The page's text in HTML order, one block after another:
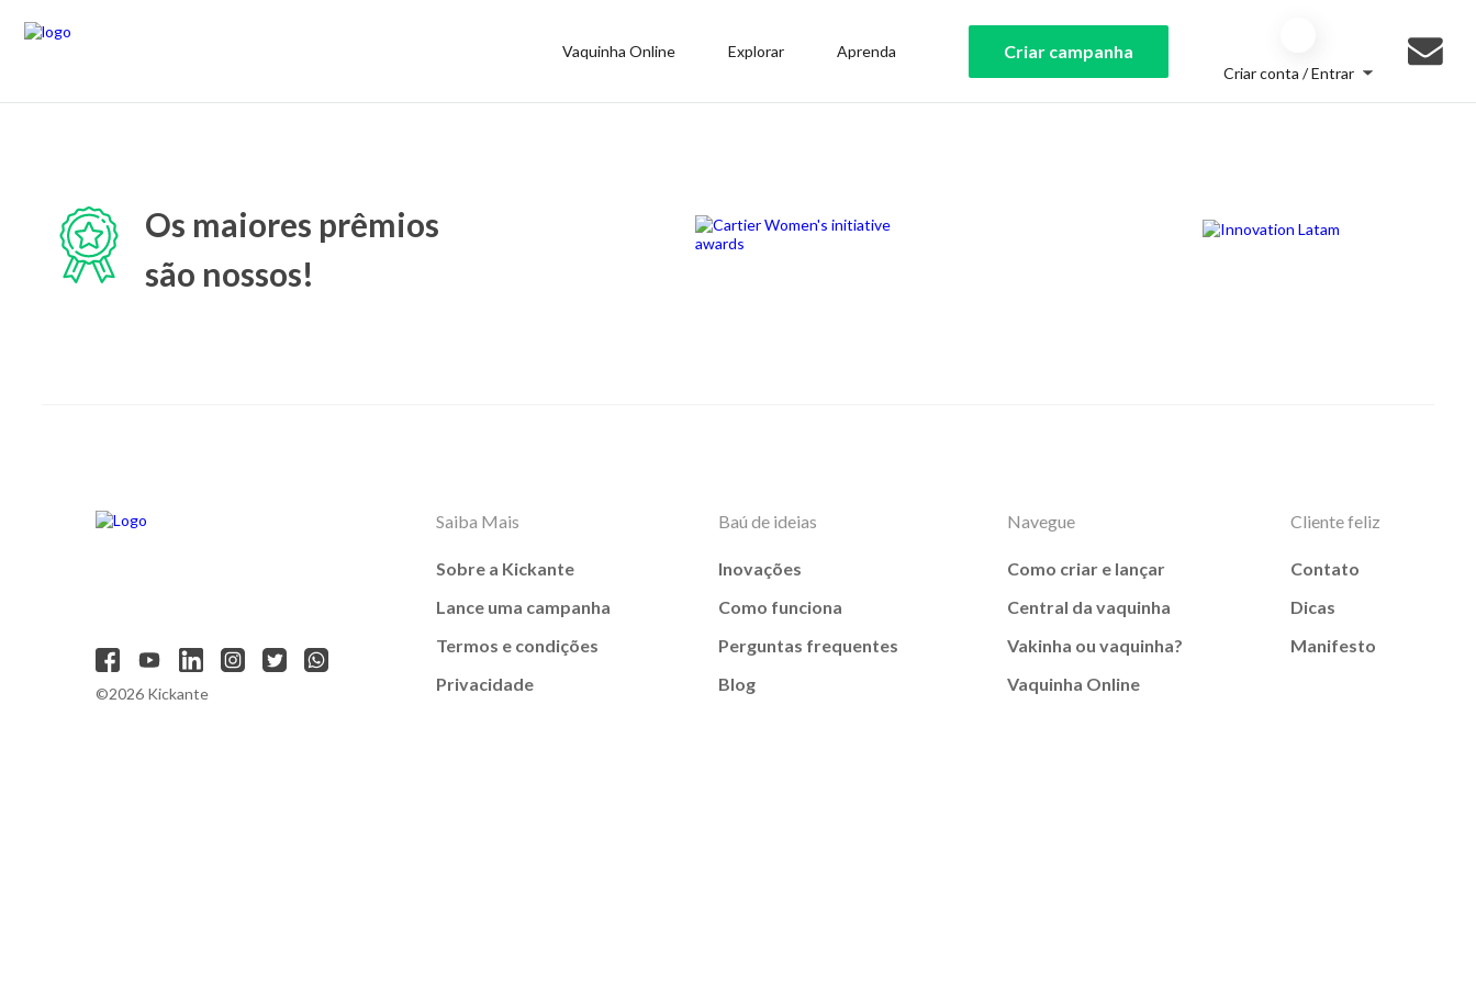
Vaquinha Online Explorar Aprenda Criar campanha
Criar conta / Entrar
Os maiores prêmios
são nossos!
©2026 Kickante
Saiba Mais
Sobre a Kickante
Lance uma campanha
Termos e condições
Privacidade
Baú de ideias
Inovações
Como funciona
Perguntas frequentes
Blog
Navegue
Como criar e lançar
Central da vaquinha
Vakinha ou vaquinha?
Vaquinha Online
Cliente feliz
Contato
Dicas
Manifesto